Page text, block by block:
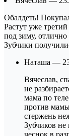
Обалдеть!
Растут уже
под зиму, отлично
Зубчики
Наташа —
Вячеслав,
не
мама по
против
стержень
Зубчиков
чеснок в